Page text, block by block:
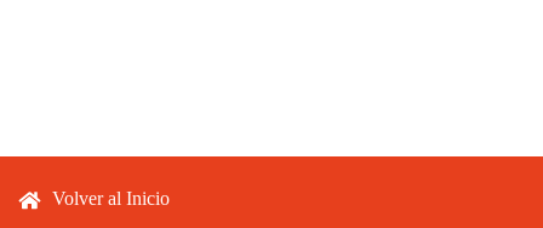
Footer menu
Volver al Inicio